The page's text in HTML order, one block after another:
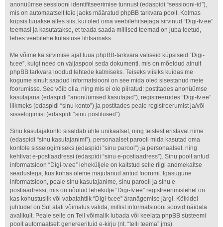
anonüümse sessiooni identifitseerimise tunnust (edaspidi “sessiooni-id”),
mis on automaatselt teie jaoks määratud phpBB tarkvara poolt. Kolmas
küpsis luuakse alles siis, kui oled oma veebilehitsejaga sirvinud “Digi-tv.ee”
teemasi ja kasutatakse, et teada saada millised teemad on juba loetud,
tehes veebilehe külastuse lihtsamaks.
Me võime ka sirvimise ajal luua phpBB-tarkvara väliseid küpsiseid “Digi-
tv.ee”, kuigi need on väljaspool seda dokumenti, mis on mõeldud ainult
phpBB tarkvara loodud lehtede katmiseks. Teiseks viisiks kuidas me
kogume sinult saadud informatsiooni on see mida oled sisestanud meie
foorumisse. See võib olla, ning mis ei ole piiratud: postitades anonüümse
kasutajana (edaspidi “anonüümsed kasutajad”), registreerudes “Digi-tv.ee”
liikmeks (edaspidi “sinu konto”) ja postitades peale registreerumist ja/või
sisselogimist (edaspidi “sinu postitused”).
Sinu kasutajakonto sisaldab ühte unikaalset, ning teistest eristavat nime
(edaspidi “sinu kasutajanimi”), personaalset parooli mida kasutad oma
kontole sisselogimiseks (edaspidi “sinu parool”) ja personaalset, ning
kehtivat e-postiaadressi (edaspidi “sinu e-postiaadress”). Sinu poolt antud
informatsioon “Digi-tv.ee” leheküljele on kaitstud selle riigi andmekaitse
seadustega, kus kohas oleme majutanud antud foorumi. Igasugune
informatsioon, peale sinu kasutajanime, sinu parooli ja sinu e-
postiaadressi, mis on nõutud lehekülje “Digi-tv.ee” registreerimislehel on
kas kohustuslik või vabatahtlik “Digi-tv.ee” äranägemise järgi. Kõikidel
juhtudel on Sul alati võimalus valida, millist informatsiooni soovid näidata
avalikult. Peale selle on Teil võimalik lubada või keelata phpBB süsteemi
poolt automaatselt genereerituid e-kirju (nt. “telli teema” jms).